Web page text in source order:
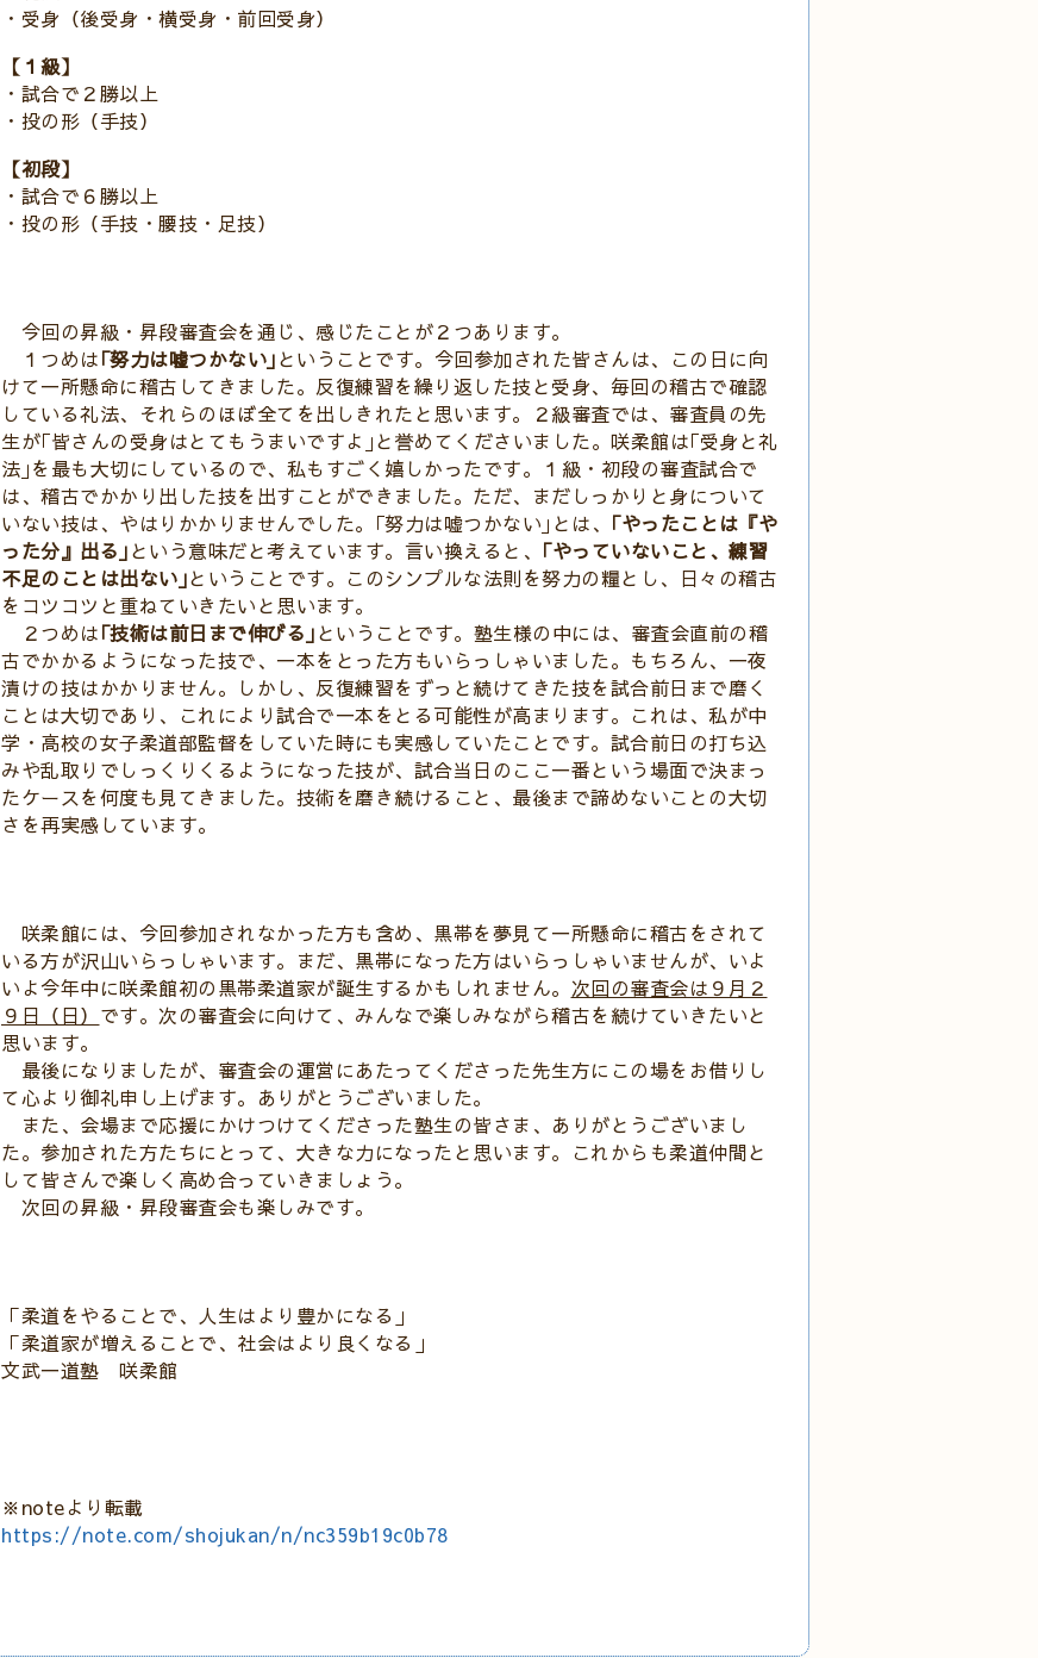
・受身（後受身・横受身・前回受身）
【１級】
・試合で２勝以上
・投の形（手技）
【初段】
・試合で６勝以上
・投の形（手技・腰技・足技）
今回の昇級・昇段審査会を通じ、感じたことが２つあります。
１つめは｢努力は嘘つかない｣ということです。今回参加された皆さんは、この日に向
けて一所懸命に稽古してきました。反復練習を繰り返した技と受身、毎回の稽古で確認
している礼法、それらのほぼ全てを出しきれたと思います。２級審査では、審査員の先
生が｢皆さんの受身はとてもうまいですよ｣と誉めてくださいました。咲柔館は｢受身と礼
法｣を最も大切にしているので、私もすごく嬉しかったです。１級・初段の審査試合で
は、稽古でかかり出した技を出すことができました。ただ、まだしっかりと身について
いない技は、やはりかかりませんでした。｢努力は嘘つかない｣とは、 ｢やったことは『や
った分』出る｣という意味だと考えています。言い換えると、 ｢やっていないこと、練習
不足のことは出ない｣ということです。このシンプルな法則を努力の糧とし、日々の稽古
をコツコツと重ねていきたいと思います。
２つめは｢技術は前日まで伸びる｣ということです。塾生様の中には、審査会直前の稽
古でかかるようになった技で、一本をとった方もいらっしゃいました。もちろん、一夜
漬けの技はかかりません。しかし、反復練習をずっと続けてきた技を試合前日まで磨く
ことは大切であり、これにより試合で一本をとる可能性が高まります。これは、私が中
学・高校の女子柔道部監督をしていた時にも実感していたことです。試合前日の打ち込
みや乱取りでしっくりくるようになった技が、試合当日のここ一番という場面で決まっ
たケースを何度も見てきました。技術を磨き続けること、最後まで諦めないことの大切
さを再実感しています。
咲柔館には、今回参加されなかった方も含め、黒帯を夢見て一所懸命に稽古をされて
いる方が沢山いらっしゃいます。まだ、黒帯になった方はいらっしゃいませんが、いよ
いよ今年中に咲柔館初の黒帯柔道家が誕生するかもしれません。 次回の審査会は９月２
９日（日） です。次の審査会に向けて、みんなで楽しみながら稽古を続けていきたいと
思います。
最後になりましたが、審査会の運営にあたってくださった先生方にこの場をお借りし
て心より御礼申し上げます。ありがとうございました。
また、会場まで応援にかけつけてくださった塾生の皆さま、ありがとうございまし
た。参加された方たちにとって、大きな力になったと思います。これからも柔道仲間と
して皆さんで楽しく高め合っていきましょう。
次回の昇級・昇段審査会も楽しみです。
「柔道をやることで、人生はより豊かになる」
「柔道家が増えることで、社会はより良くなる」
文武一道塾 咲柔館
※noteより転載
https://note.com/shojukan/n/nc359b19c0b78